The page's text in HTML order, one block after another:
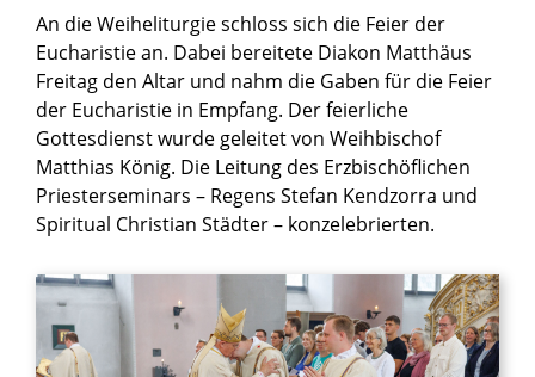
An die Weiheliturgie schloss sich die Feier der
Eucharistie an. Dabei bereitete Diakon Matthäus
Freitag den Altar und nahm die Gaben für die Feier
der Eucharistie in Empfang. Der feierliche
Gottesdienst wurde geleitet von Weihbischof
Matthias König. Die Leitung des Erzbischöflichen
Priesterseminars – Regens Stefan Kendzorra und
Spiritual Christian Städter – konzelebrierten.